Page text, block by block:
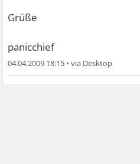
Grüße
panicchief
04.04.2009 18:15 •